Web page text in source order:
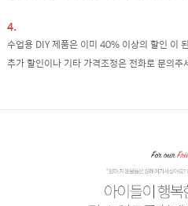
4.
수업용 DIY 제품은 이미 40% 이상의 할인 이
추가 할인이나 기타 가격조정은 전화로 문의